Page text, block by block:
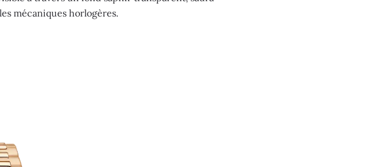
mécaniques horlogères.